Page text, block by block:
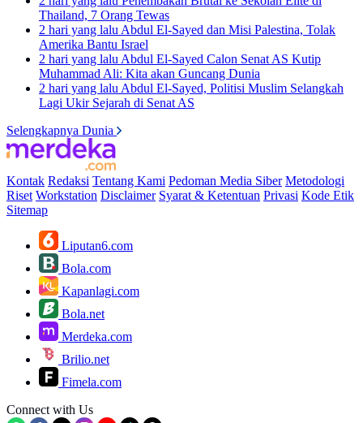
Thailand, 7 Orang Tewas
2 hari yang laluAbdul El-Sayed dan Misi Palestina, Tolak
Amerika Bantu Israel
2 hari yang laluAbdul El-Sayed Calon Senat AS Kutip
Muhammad Ali: Kita akan Guncang Dunia
2 hari yang laluAbdul El-Sayed, Politisi Muslim Selangkah
Lagi Ukir Sejarah di Senat AS
Selengkapnya Dunia
Kontak Redaksi Tentang Kami Pedoman Media Siber Metodologi
Riset Workstation Disclaimer Syarat & Ketentuan Privasi Kode Etik
Sitemap
Liputan6.com
Bola.com
Kapanlagi.com
Bola.net
Merdeka.com
Brilio.net
Fimela.com
Connect with Us